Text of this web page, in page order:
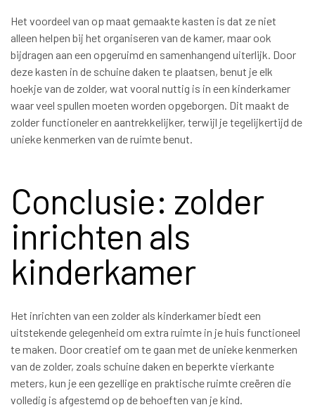
Het voordeel van op maat gemaakte kasten is dat ze niet
alleen helpen bij het organiseren van de kamer, maar ook
bijdragen aan een opgeruimd en samenhangend uiterlijk. Door
deze kasten in de schuine daken te plaatsen, benut je elk
hoekje van de zolder, wat vooral nuttig is in een kinderkamer
waar veel spullen moeten worden opgeborgen. Dit maakt de
zolder functioneler en aantrekkelijker, terwijl je tegelijkertijd de
unieke kenmerken van de ruimte benut.
Conclusie: zolder
inrichten als
kinderkamer
Het inrichten van een zolder als kinderkamer biedt een
uitstekende gelegenheid om extra ruimte in je huis functioneel
te maken. Door creatief om te gaan met de unieke kenmerken
van de zolder, zoals schuine daken en beperkte vierkante
meters, kun je een gezellige en praktische ruimte creëren die
volledig is afgestemd op de behoeften van je kind.